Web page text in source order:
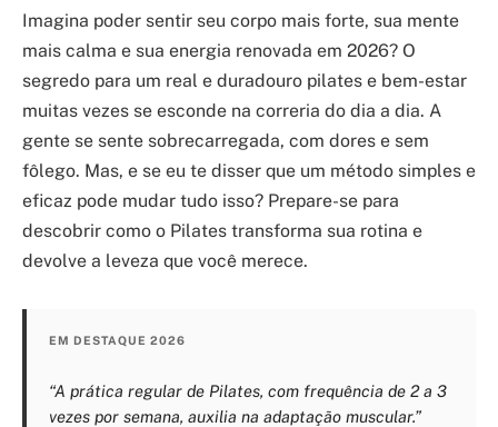
Imagina poder sentir seu corpo mais forte, sua mente
mais calma e sua energia renovada em 2026? O
segredo para um real e duradouro pilates e bem-estar
muitas vezes se esconde na correria do dia a dia. A
gente se sente sobrecarregada, com dores e sem
fôlego. Mas, e se eu te disser que um método simples e
eficaz pode mudar tudo isso? Prepare-se para
descobrir como o Pilates transforma sua rotina e
devolve a leveza que você merece.
EM DESTAQUE 2026
“A prática regular de Pilates, com frequência de 2 a 3
vezes por semana, auxilia na adaptação muscular.”